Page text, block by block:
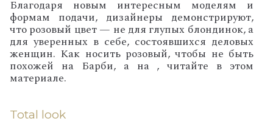
Благодаря новым интересным моделям и
формам подачи, дизайнеры демонстрируют,
что розовый цвет — не для глупых блондинок, а
для уверенных в себе, состоявшихся деловых
женщин. Как носить розовый, чтобы не быть
похожей на Барби, а на , читайте в этом
материале.
Total look